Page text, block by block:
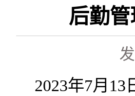
后勤
2023年7月